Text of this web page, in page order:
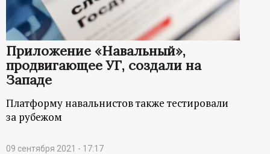
Приложение «Навальный»,
продвигающее УГ, создали на
Западе
Платформу навальнистов также тестировали
за рубежом
09 сентября 2021 - 17:17